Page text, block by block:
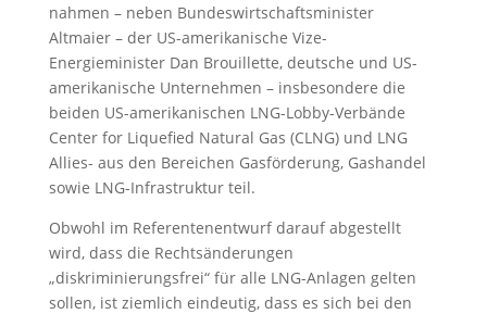
nahmen – neben Bundeswirtschaftsminister
Altmaier – der US-amerikanische Vize-
Energieminister Dan Brouillette, deutsche und US-
amerikanische Unternehmen – insbesondere die
beiden US-amerikanischen LNG-Lobby-Verbände
Center for Liquefied Natural Gas (CLNG) und LNG
Allies- aus den Bereichen Gasförderung, Gashandel
sowie LNG-Infrastruktur teil.
Obwohl im Referentenentwurf darauf abgestellt
wird, dass die Rechtsänderungen
„diskriminierungsfrei“ für alle LNG-Anlagen gelten
sollen, ist ziemlich eindeutig, dass es sich bei den